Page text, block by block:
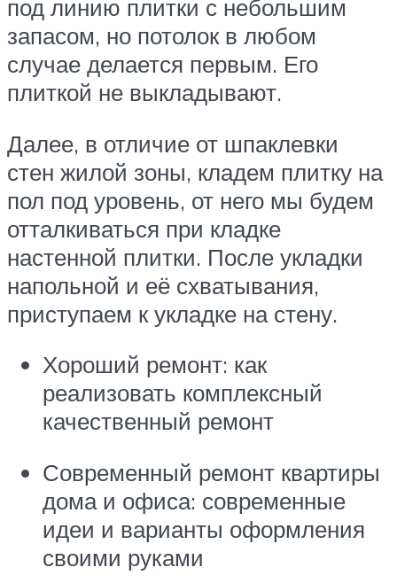
под линию плитки с небольшим
запасом, но потолок в любом
случае делается первым. Его
плиткой не выкладывают.
Далее, в отличие от шпаклевки
стен жилой зоны, кладем плитку на
пол под уровень, от него мы будем
отталкиваться при кладке
настенной плитки. После укладки
напольной и её схватывания,
приступаем к укладке на стену.
Хороший ремонт: как
реализовать комплексный
качественный ремонт
Современный ремонт квартиры
дома и офиса: современные
идеи и варианты оформления
своими руками